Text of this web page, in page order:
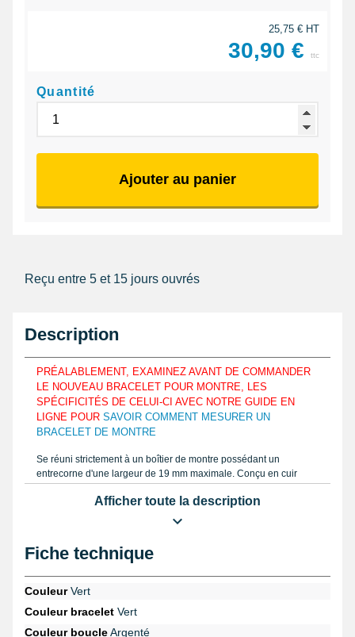
25,75 € HT
30,90 € ttc
Quantité
Ajouter au panier
Reçu entre 5 et 15 jours ouvrés
Description
PRÉALABLEMENT, EXAMINEZ AVANT DE COMMANDER
LE NOUVEAU BRACELET POUR MONTRE, LES
SPÉCIFICITÉS DE CELUI-CI AVEC NOTRE GUIDE EN
LIGNE POUR SAVOIR COMMENT MESURER UN
BRACELET DE MONTRE
Se réuni strictement à un boîtier de montre possédant un
entrecorne d'une largeur de 19 mm maximale. Conçu en cuir
du poignet et d'élégamment le garder. Demandez aisément la
bonne proportion d'un bracelet que vous tenez à réparer tel que
digitale
ou une règle graduée. Conçu au moyen de cuir véritable,
le bracelet montre 19 mm est fait de l'attache ardillon.
Ce bracelet est à disposer avec un boîtier grâce à une
démontage bracelet montre
employé pour retirer un vieux bracelet de montre usagé. La page
Afficher toute la description
Fiche technique
CouleurVert
Couleur bracelet Vert
Couleur boucleArgenté